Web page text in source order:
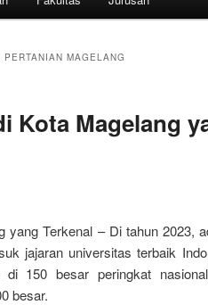
MAGELANG
Kota Magelang
yang Terkenal – Di tahun 2023,
jajaran universitas terbaik
150 besar peringkat
besar.